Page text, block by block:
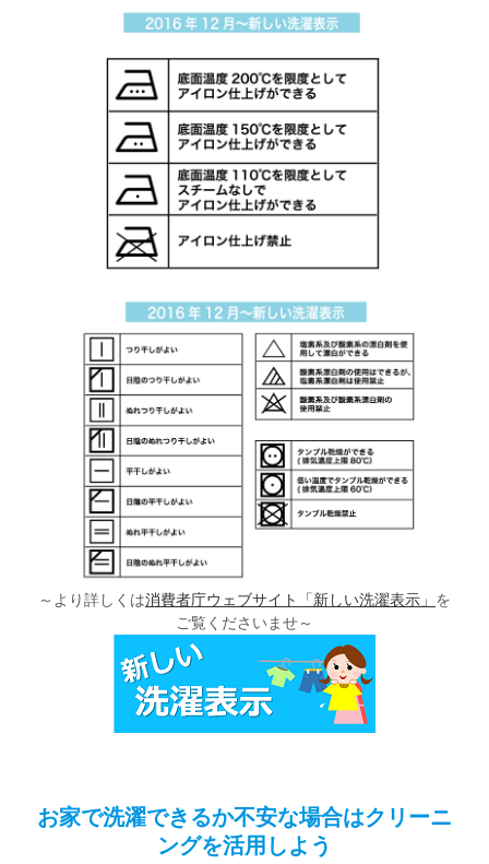
～より詳しくは消費者庁ウェブサイト「新しい洗濯表示」 を
ご覧くださいませ～
お家で洗濯できるか不安な場合はクリーニ
ングを活用しよう